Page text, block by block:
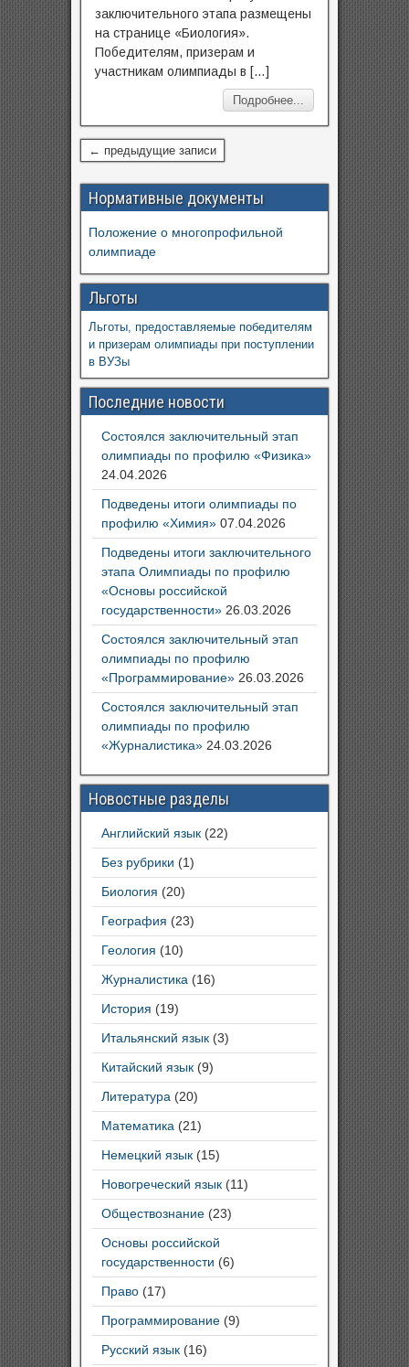
заключительного этапа размещены
на странице «Биология».
Победителям, призерам и
участникам олимпиады в […]
Подробнее...
← предыдущие записи
Нормативные документы
Положение о многопрофильной
олимпиаде
Льготы
Льготы, предоставляемые победителям
и призерам олимпиады при поступлении
в ВУЗы
Последние новости
Состоялся заключительный этап
олимпиады по профилю «Физика»
24.04.2026
Подведены итоги олимпиады по
профилю «Химия» 07.04.2026
Подведены итоги заключительного
этапа Олимпиады по профилю
«Основы российской
государственности» 26.03.2026
Состоялся заключительный этап
олимпиады по профилю
«Программирование» 26.03.2026
Состоялся заключительный этап
олимпиады по профилю
«Журналистика» 24.03.2026
Новостные разделы
Английский язык (22)
Без рубрики (1)
Биология (20)
География (23)
Геология (10)
Журналистика (16)
История (19)
Итальянский язык (3)
Китайский язык (9)
Литература (20)
Математика (21)
Немецкий язык (15)
Новогреческий язык (11)
Обществознание (23)
Основы российской
государственности (6)
Право (17)
Программирование (9)
Русский язык (16)